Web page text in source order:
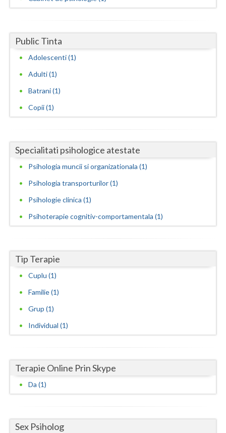
Mehedinti
Neamt
Olt
Prahova
Satu-Mare
Teleorman
Tulcea
Valcea
Vaslui
Public Tinta
Adolescenti (1)
Adulti (1)
Batrani (1)
Copii (1)
Specialitati psihologice atestate
Psihologia muncii si organizationala (1)
Psihologia transporturilor (1)
Psihologie clinica (1)
Psihoterapie cognitiv-comportamentala (1)
Tip Terapie
Cuplu (1)
Familie (1)
Grup (1)
Individual (1)
Terapie Online Prin Skype
Da (1)
Sex Psiholog